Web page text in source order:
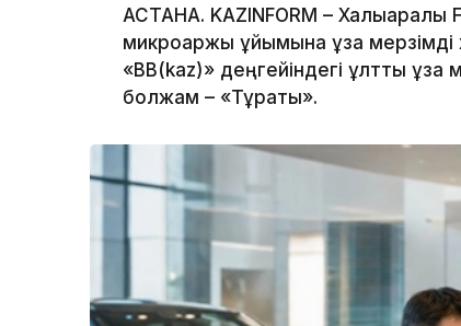
АСТАНА. KAZINFORM – Халықаралық
микроқаржы ұйымына ұзақ мерзімді
«BB(kaz)» деңгейіндегі ұлттық ұзақ
болжам – «Тұрақты».